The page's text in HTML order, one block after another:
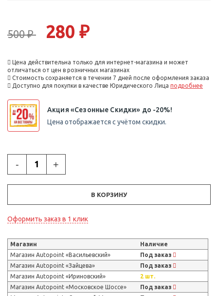
500 ₽ 280 ₽
Цена действительна только для интернет-магазина и может
отличаться от цен в розничных магазинах
Стоимость сохраняется в течении 7 дней после оформления заказа
Доступно для покупки в качестве Юридического Лица подробнее
Акция «Сезонные Скидки» до -20%!
Цена отображается с учётом скидки.
- +
В КОРЗИНУ
Оформить заказ в 1 клик
Магазин
Наличие
Магазин Autopoint «Васильевский»
Под заказ
Магазин Autopoint «Зайцева»
Под заказ
Магазин Autopoint «Ириновский»
2 шт.
Магазин Autopoint «Московское Шоссе»
Под заказ